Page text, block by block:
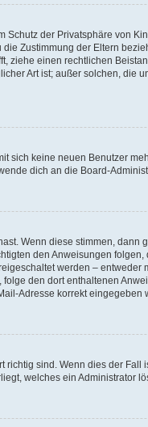
der Privatsphäre von
Zustimmung der Eltern
ziehe einen rechtlichen
Art ist; außer solchen, die
sich keine neuen Benutzer
dich an die Board-
Wenn diese stimmen, dann
den Anweisungen
werden –
den dort enthaltenen
Adresse korrekt eingegeben
sind. Wenn dies der
welches ein Administrator